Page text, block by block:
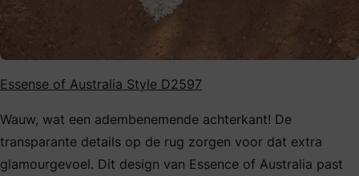
Essense of Australia Style D2597
Wauw, wat een adembenemende achterkant! De
transparante details op de rug zorgen voor dat extra
glamourgevoel. Dit design van Essence of Australia past